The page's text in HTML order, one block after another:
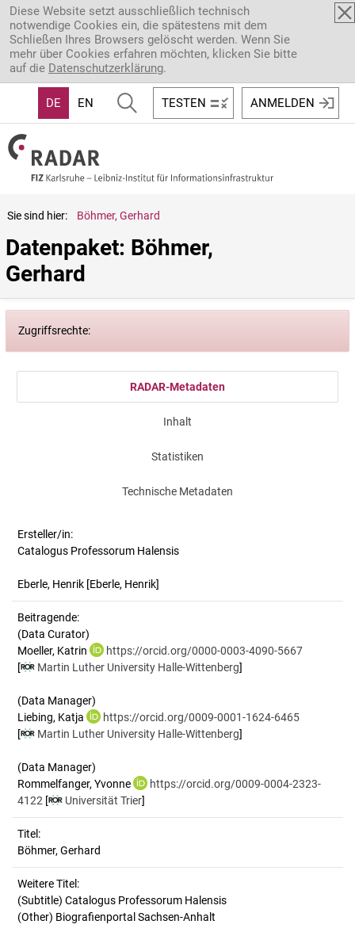
Direkt zum Inhalt
Diese Website setzt ausschließlich technisch
notwendige Cookies ein, die spätestens mit dem
Schließen Ihres Browsers gelöscht werden. Wenn Sie
mehr über Cookies erfahren möchten, klicken Sie bitte
auf die Datenschutzerklärung.
DE EN TESTEN ANMELDEN
Sie sind hier: Böhmer, Gerhard
Datenpaket: Böhmer,
Gerhard
Zugriffsrechte:
RADAR-Metadaten
Inhalt
Statistiken
Technische Metadaten
Ersteller/in:
Catalogus Professorum Halensis
Eberle, Henrik [Eberle, Henrik]
Beitragende:
(Data Curator)
Moeller, Katrin
https://orcid.org/0000-0003-4090-5667
[
Martin Luther University Halle-Wittenberg]
(Data Manager)
Liebing, Katja
https://orcid.org/0009-0001-1624-6465
[
Martin Luther University Halle-Wittenberg]
(Data Manager)
Rommelfanger, Yvonne
https://orcid.org/0009-0004-2323-
4122 [ Universität Trier]
Titel:
Böhmer, Gerhard
Weitere Titel:
(Subtitle) Catalogus Professorum Halensis
(Other) Biografienportal Sachsen-Anhalt